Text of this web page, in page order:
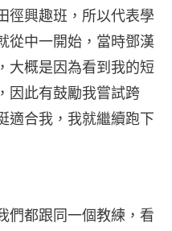
徑興趣班，所以代表學
從中一開始，當時鄧漢
大概是因為看到我的短
因此有鼓勵我嘗試跨
適合我，我就繼續跑下
們都跟同一個教練，看